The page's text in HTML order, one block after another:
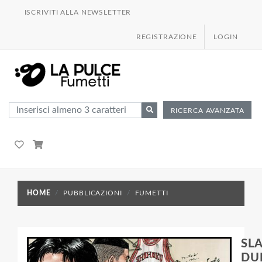
ISCRIVITI ALLA NEWSLETTER
REGISTRAZIONE LOGIN
RICERCA AVANZATA
HOME PUBBLICAZIONI FUMETTI